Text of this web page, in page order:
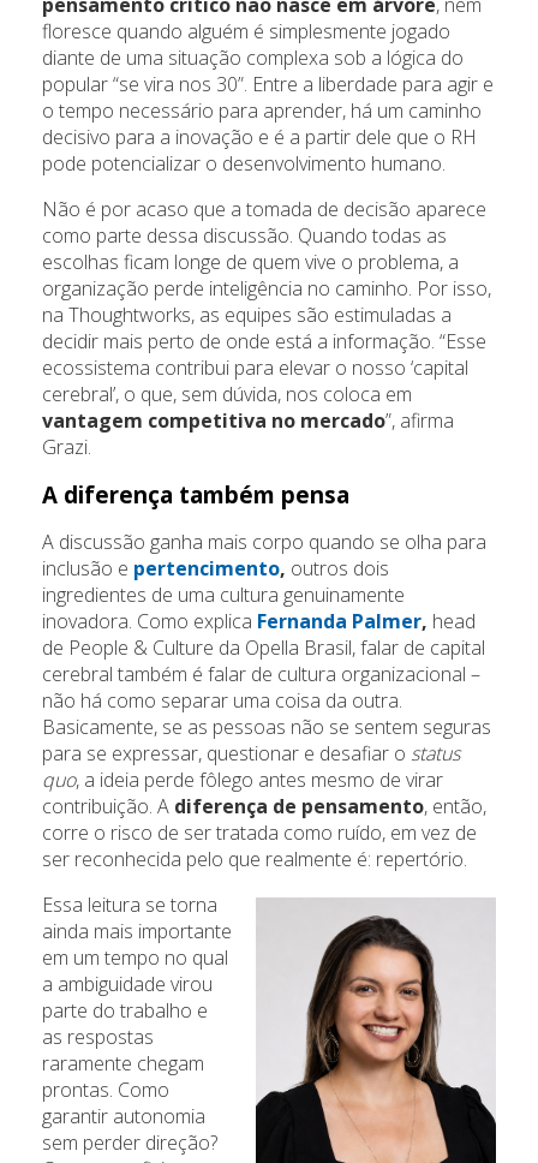
floresce quando alguém é simplesmente jogado
diante de uma situação complexa sob a lógica do
popular “se vira nos 30”. Entre a liberdade para agir e
o tempo necessário para aprender, há um caminho
decisivo para a inovação e é a partir dele que o RH
pode potencializar o desenvolvimento humano.
Não é por acaso que a tomada de decisão aparece
como parte dessa discussão. Quando todas as
escolhas ficam longe de quem vive o problema, a
organização perde inteligência no caminho. Por isso,
na Thoughtworks, as equipes são estimuladas a
decidir mais perto de onde está a informação. “Esse
ecossistema contribui para elevar o nosso ‘capital
cerebral’, o que, sem dúvida, nos coloca em
vantagem competitiva no mercado”, afirma
Grazi.
A diferença também pensa
A discussão ganha mais corpo quando se olha para
inclusão e pertencimento, outros dois
ingredientes de uma cultura genuinamente
inovadora. Como explica Fernanda Palmer, head
de People & Culture da Opella Brasil, falar de capital
cerebral também é falar de cultura organizacional –
não há como separar uma coisa da outra.
Basicamente, se as pessoas não se sentem seguras
para se expressar, questionar e desafiar o status
quo, a ideia perde fôlego antes mesmo de virar
contribuição. A diferença de pensamento, então,
corre o risco de ser tratada como ruído, em vez de
ser reconhecida pelo que realmente é: repertório.
Essa leitura se torna
ainda mais importante
em um tempo no qual
a ambiguidade virou
parte do trabalho e
as respostas
raramente chegam
prontas. Como
garantir autonomia
sem perder direção?